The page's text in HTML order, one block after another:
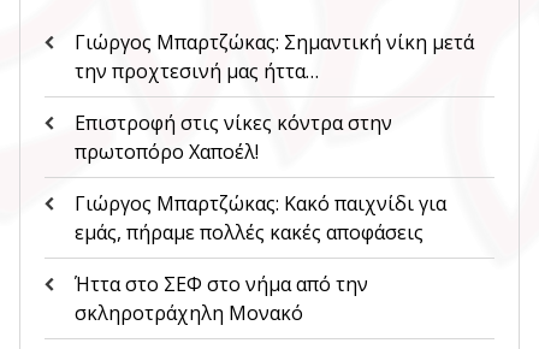
Γιώργος Μπαρτζώκας: Σημαντική νίκη μετά
την προχτεσινή μας ήττα…
Επιστροφή στις νίκες κόντρα στην
πρωτοπόρο Χαποέλ!
Γιώργος Μπαρτζώκας: Κακό παιχνίδι για
εμάς, πήραμε πολλές κακές αποφάσεις
Ήττα στο ΣΕΦ στο νήμα από την
σκληροτράχηλη Μονακό